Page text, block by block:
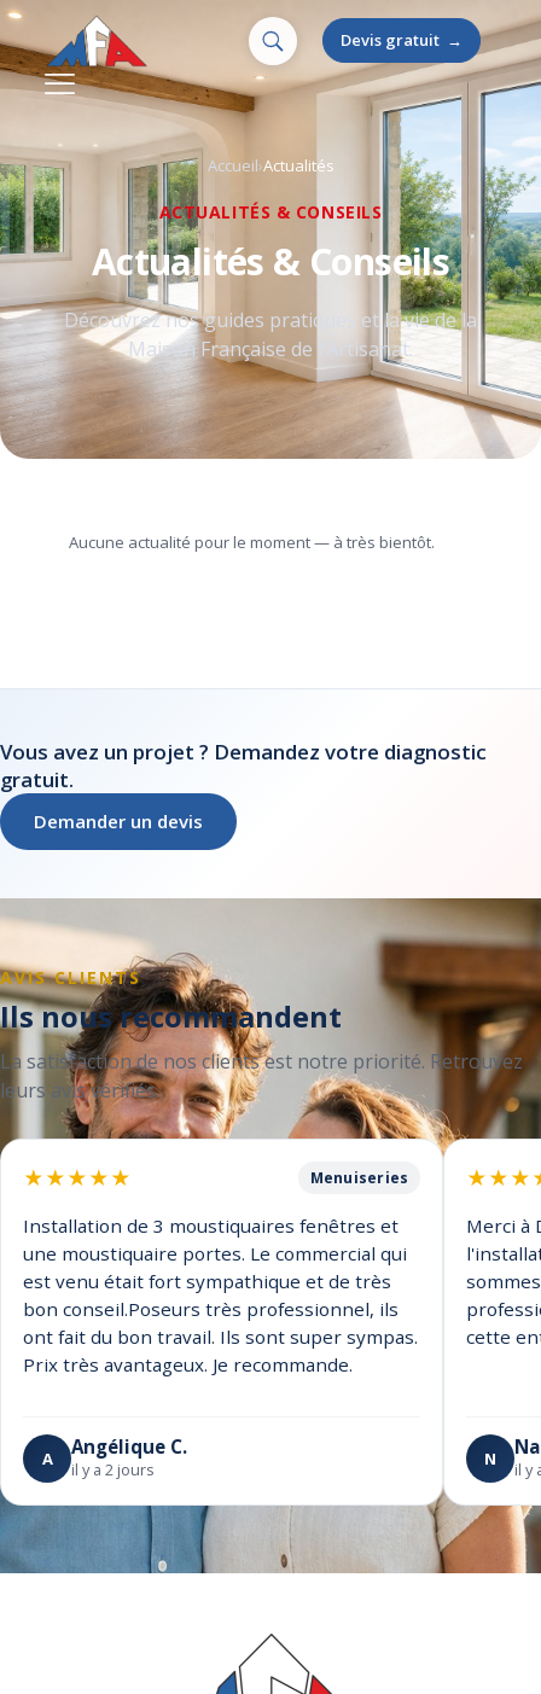
Devis gratuit →
Accueil Actualités
ACTUALITÉS & CONSEILS
Actualités & Conseils
Découvrez nos guides pratiques et la vie de la
Maison Française de l’Artisanat.
Aucune actualité pour le moment — à très bientôt.
Vous avez un projet ? Demandez votre diagnostic
gratuit.
Demander un devis
AVIS CLIENTS
Ils nous recommandent
La satisfaction de nos clients est notre priorité. Retrouvez
leurs avis vérifiés.
★★★★★ Menuiseries
Installation de 3 moustiquaires fenêtres et
une moustiquaire portes. Le commercial qui
est venu était fort sympathique et de très
bon conseil.Poseurs très professionnel, ils
ont fait du bon travail. Ils sont super sympas.
Prix très avantageux. Je recommande.
A Angélique C.
il y a 2 jours
★★★
Merci à
cette
N
il y